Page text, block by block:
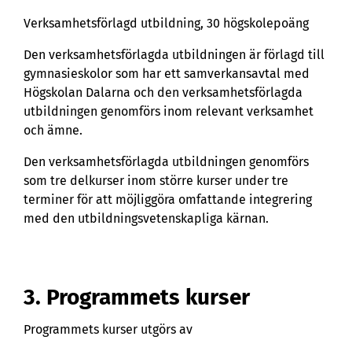
Verksamhetsförlagd utbildning, 30 högskolepoäng
Den verksamhetsförlagda utbildningen är förlagd till
gymnasieskolor som har ett samverkansavtal med
Högskolan Dalarna och den verksamhetsförlagda
utbildningen genomförs inom relevant verksamhet
och ämne.
Den verksamhetsförlagda utbildningen genomförs
som tre delkurser inom större kurser under tre
terminer för att möjliggöra omfattande integrering
med den utbildningsvetenskapliga kärnan.
3. Programmets kurser
Programmets kurser utgörs av